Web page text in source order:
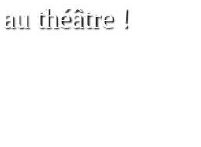
théâtre !